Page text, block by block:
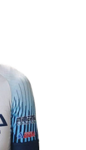
は